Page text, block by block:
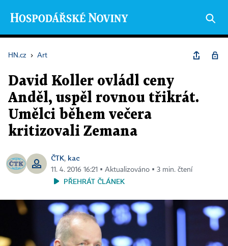
HN.cz › Art
David Koller ovládl ceny
Anděl, uspěl rovnou třikrát.
Umělci během večera
kritizovali Zemana
ČTK, kac
11. 4. 2016 16:21 ▪ Aktualizováno ▪ 3 min. čtení
PŘEHRÁT ČLÁNEK